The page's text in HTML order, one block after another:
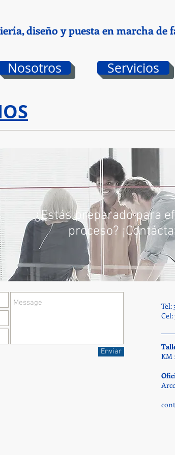
diseño y puesta en marcha de
Nosotros Servicios
¿Estás preparado para
proceso?
Enviar
Tel:
Cel:
KM